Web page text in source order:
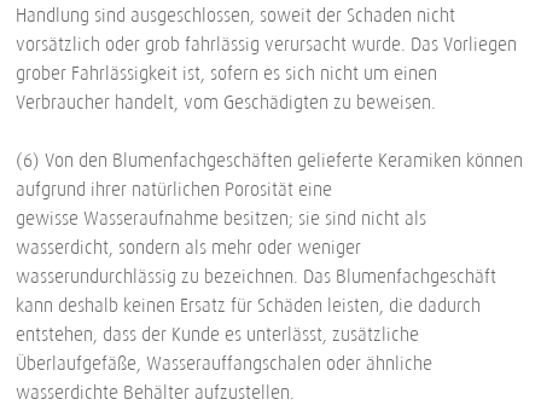
Handlung sind ausgeschlossen, soweit der Schaden nicht
vorsätzlich oder grob fahrlässig verursacht wurde. Das Vorliegen
grober Fahrlässigkeit ist, sofern es sich nicht um einen
Verbraucher handelt, vom Geschädigten zu beweisen.
(6) Von den Blumenfachgeschäften gelieferte Keramiken können
aufgrund ihrer natürlichen Porosität eine
gewisse Wasseraufnahme besitzen; sie sind nicht als
wasserdicht, sondern als mehr oder weniger
wasserundurchlässig zu bezeichnen. Das Blumenfachgeschäft
kann deshalb keinen Ersatz für Schäden leisten, die dadurch
entstehen, dass der Kunde es unterlässt, zusätzliche
Überlaufgefäße, Wasserauffangschalen oder ähnliche
wasserdichte Behälter aufzustellen.